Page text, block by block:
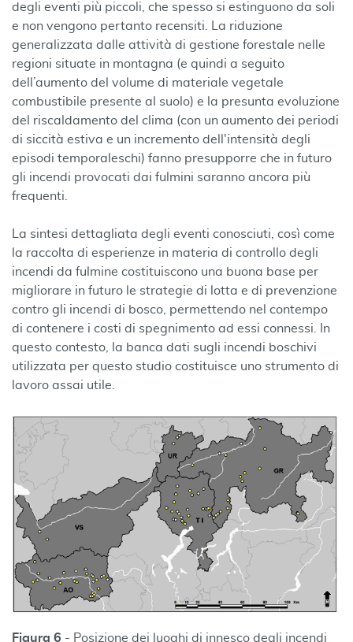
degli eventi più piccoli, che spesso si estinguono da soli
e non vengono pertanto recensiti. La riduzione
generalizzata dalle attività di gestione forestale nelle
regioni situate in montagna (e quindi a seguito
dell’aumento del volume di materiale vegetale
combustibile presente al suolo) e la presunta evoluzione
del riscaldamento del clima (con un aumento dei periodi
di siccità estiva e un incremento dell'intensità degli
episodi temporaleschi) fanno presupporre che in futuro
gli incendi provocati dai fulmini saranno ancora più
frequenti.
La sintesi dettagliata degli eventi conosciuti, così come
la raccolta di esperienze in materia di controllo degli
incendi da fulmine costituiscono una buona base per
migliorare in futuro le strategie di lotta e di prevenzione
contro gli incendi di bosco, permettendo nel contempo
di contenere i costi di spegnimento ad essi connessi. In
questo contesto, la banca dati sugli incendi boschivi
utilizzata per questo studio costituisce uno strumento di
lavoro assai utile.
Figura 6 - Posizione dei luoghi di innesco degli incendi